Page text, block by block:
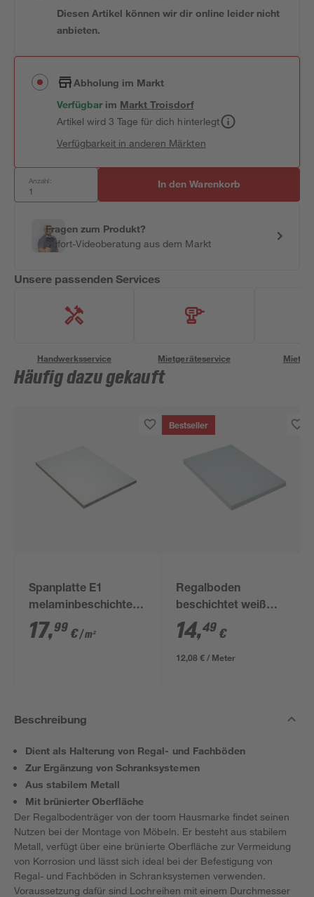
Diesen Artikel können wir dir online leider nicht
anbieten.
Abholung im Markt
Verfügbar im MarktTroisdorf
Artikel wird 3 Tage für dich hinterlegt
Verfügbarkeit in anderen Märkten
Anzahl: In den Warenkorb
Fragen zum Produkt?
Sofort-Videoberatung aus dem Markt
Unsere passenden Services
Handwerksservice Mietgeräteservice
Häufig dazu gekauft
Spanplatte E1
melaminbeschichtet
2800 x 2070 x 16 mm
17,99 €/ m²
Bestseller
Regalboden
beschichtet weiß
1200 x 500 x 16 mm
14,49 €
12,08 € / Meter
Beschreibung
Dient als Halterung von Regal- und Fachböden
Zur Ergänzung von Schranksystemen
Aus stabilem Metall
Mit brünierter Oberfläche
Der Regalbodenträger von der toom Hausmarke findet seinen
Nutzen bei der Montage von Möbeln. Er besteht aus stabilem
Metall, verfügt über eine brünierte Oberfläche zur Vermeidung
von Korrosion und lässt sich ideal bei der Befestigung von
Regal- und Fachböden in Schranksystemen verwenden.
Voraussetzung dafür sind Lochreihen mit einem Durchmesser